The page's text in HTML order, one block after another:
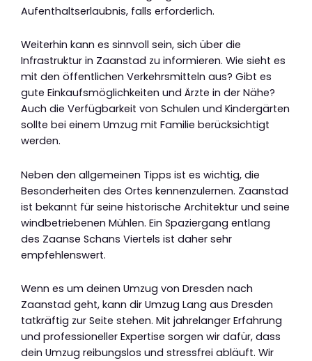
Aufenthaltserlaubnis, falls erforderlich.
Weiterhin kann es sinnvoll sein, sich über die
Infrastruktur in Zaanstad zu informieren. Wie sieht es
mit den öffentlichen Verkehrsmitteln aus? Gibt es
gute Einkaufsmöglichkeiten und Ärzte in der Nähe?
Auch die Verfügbarkeit von Schulen und Kindergärten
sollte bei einem Umzug mit Familie berücksichtigt
werden.
Neben den allgemeinen Tipps ist es wichtig, die
Besonderheiten des Ortes kennenzulernen. Zaanstad
ist bekannt für seine historische Architektur und seine
windbetriebenen Mühlen. Ein Spaziergang entlang
des Zaanse Schans Viertels ist daher sehr
empfehlenswert.
Wenn es um deinen Umzug von Dresden nach
Zaanstad geht, kann dir Umzug Lang aus Dresden
tatkräftig zur Seite stehen. Mit jahrelanger Erfahrung
und professioneller Expertise sorgen wir dafür, dass
dein Umzug reibungslos und stressfrei abläuft. Wir